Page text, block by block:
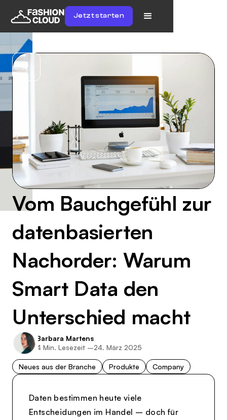
Jetzt starten
Vom Bauchgefühl zur
datenbasierten
Nachorder: Warum
Smart Data den
Unterschied macht
Barbara Martens
4 Min. Lesezeit –24. März 2025
Neues aus der Branche Produkte Company
Daten bestimmen heute viele
Entscheidungen im Handel – doch für